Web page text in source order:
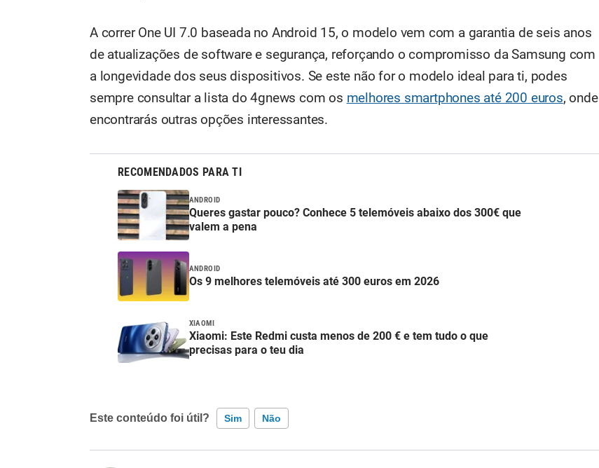
A correr One UI 7.0 baseada no Android 15, o modelo vem com a garantia de seis anos
de atualizações de software e segurança, reforçando o compromisso da Samsung com
a longevidade dos seus dispositivos. Se este não for o modelo ideal para ti, podes
sempre consultar a lista do 4gnews com os melhores smartphones até 200 euros, onde
encontrarás outras opções interessantes.
RECOMENDADOS PARA TI
ANDROID
Queres gastar pouco? Conhece 5 telemóveis abaixo dos 300€ que
valem a pena
ANDROID
Os 9 melhores telemóveis até 300 euros em 2026
XIAOMI
Xiaomi: Este Redmi custa menos de 200 € e tem tudo o que
precisas para o teu dia
Este conteúdo foi útil? Sim Não